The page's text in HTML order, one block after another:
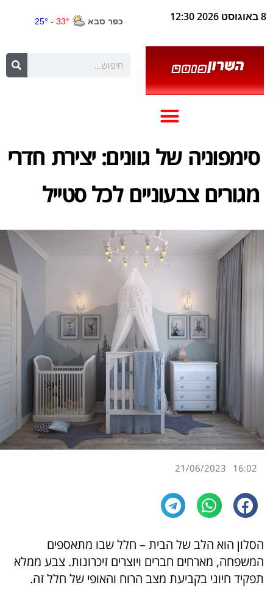
8 באוגוסט 2026 12:30
סימפוניה של גוונים: יצירת חדרי
מגורים צבעוניים לכל סטייל
16:02
21/06/2023
הסלון הוא הלב של הבית – חלל שבו מתאספים
המשפחה, מארחים חברים ויוצרים זיכרונות. צבע ממלא
תפקיד חיוני בקביעת מצב הרוח והאופי של חלל זה.